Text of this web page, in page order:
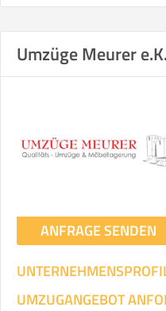
Umzüge Meurer e.K.
ANFRAGE SENDEN
UMZUGANGEBOT